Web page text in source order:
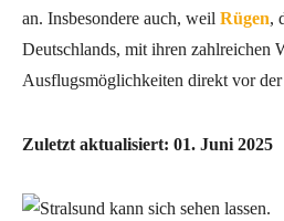
an. Insbesondere auch, weil Rügen,
Deutschlands, mit ihren zahlreichen
Ausflugsmöglichkeiten direkt vor
Zuletzt aktualisiert: 01. Juni 2025